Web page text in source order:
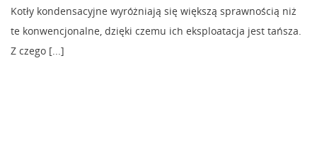
Kotły kondensacyjne wyróżniają się większą sprawnością niż
te konwencjonalne, dzięki czemu ich eksploatacja jest tańsza.
Z czego [...]